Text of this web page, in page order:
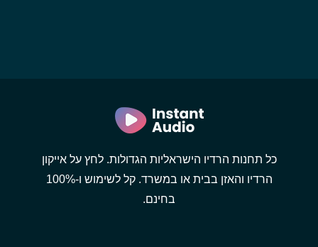
כל תחנות הרדיו הישראליות הגדולות. לחץ על אייקון
הרדיו והאזן בבית או במשרד. קל לשימוש ו-100%
בחינם.